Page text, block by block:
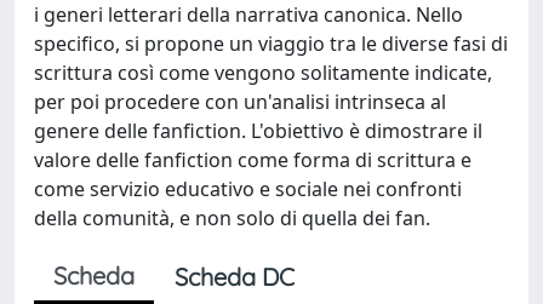
i generi letterari della narrativa canonica. Nello
specifico, si propone un viaggio tra le diverse fasi di
scrittura così come vengono solitamente indicate,
per poi procedere con un'analisi intrinseca al
genere delle fanfiction. L'obiettivo è dimostrare il
valore delle fanfiction come forma di scrittura e
come servizio educativo e sociale nei confronti
della comunità, e non solo di quella dei fan.
Scheda Scheda DC